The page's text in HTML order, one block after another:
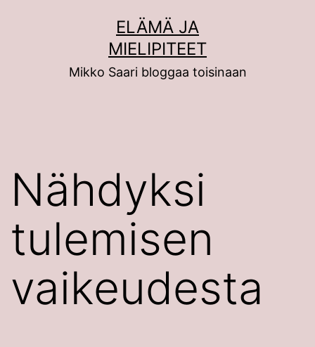
ELÄMÄ JA
MIELIPITEET
Mikko Saari bloggaa toisinaan
Nähdyksi
tulemisen
vaikeudesta